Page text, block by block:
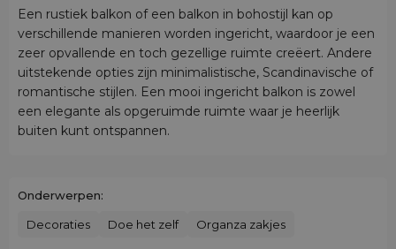
Een rustiek balkon of een balkon in bohostijl kan op
verschillende manieren worden ingericht, waardoor je een
zeer opvallende en toch gezellige ruimte creëert. Andere
uitstekende opties zijn minimalistische, Scandinavische of
romantische stijlen. Een mooi ingericht balkon is zowel
een elegante als opgeruimde ruimte waar je heerlijk
buiten kunt ontspannen.
Onderwerpen:
Decoraties Doe het zelf Organza zakjes